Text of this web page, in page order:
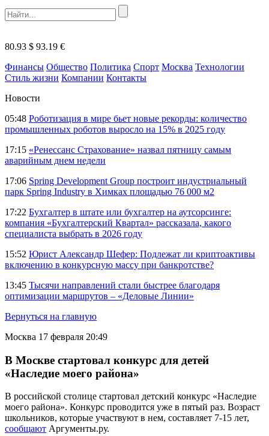
80.93 $ 93.19 €
Финансы Общество Политика Спорт Москва Технологии
Стиль жизни Компании Контакты
Новости
05:48 Роботизация в мире бьет новые рекорды: количество
промышленных роботов выросло на 15% в 2025 году
17:15 «Ренессанс Страхование» назвал пятницу самым
аварийным днем недели
17:06 Spring Development Group построит индустриальный
парк Spring Industry в Химках площадью 76 000 м2
17:22 Бухгалтер в штате или бухгалтер на аутсорсинге:
компания «Бухгалтерский Квартал» рассказала, какого
специалиста выбрать в 2026 году
15:52 Юрист Александр Шефер: Подлежат ли криптоактивы
включению в конкурсную массу при банкротстве?
13:45 Тысячи направлений стали быстрее благодаря
оптимизации маршрутов – «Деловые Линии»
Вернуться на главную
Москва 17 февраля 20:49
В Москве стартовал конкурс для детей
«Наследие моего района»
В российской столице стартовал детский конкурс «Наследие
моего района». Конкурс проводится уже в пятый раз. Возраст
школьников, которые участвуют в нем, составляет 7-15 лет,
сообщают Аргументы.ру.